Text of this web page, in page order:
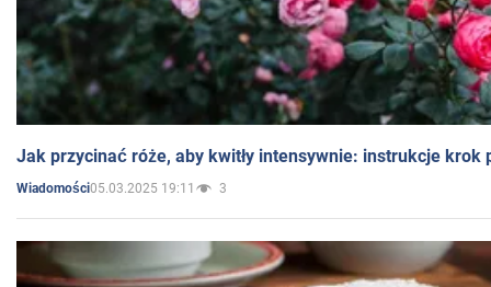
Jak przycinać róże, aby kwitły intensywnie: instrukcje krok
Wiadomości05.03.2025 19:11 3